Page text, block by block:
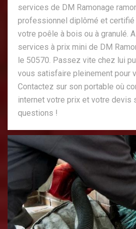
services de DM Ramonage
professionnel diplômé et certifié
votre poêle à bois ou à granulé.
services à prix mini de DM
le 50570. Passez vite chez lui
vous satisfaire pleinement pour
Contactez sur son portable où
internet votre prix et votre devis
questions !